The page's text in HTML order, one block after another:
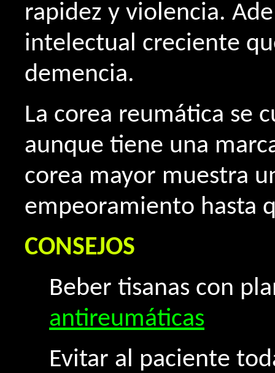
rapidez y violencia.
intelectual creciente
demencia.
La corea reumática se
aunque tiene una
corea mayor muestra
empeoramiento hasta
CONSEJOS
Beber tisanas con
antireumáticas
Evitar al paciente